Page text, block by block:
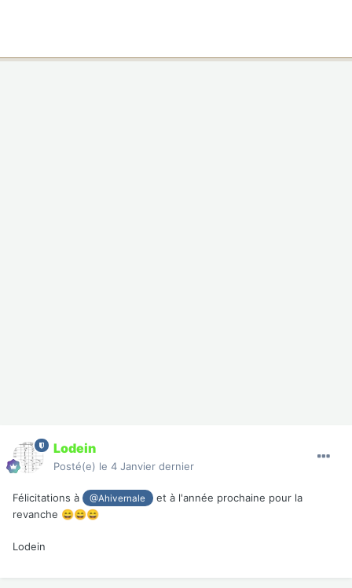
Lodein
Posté(e) le 4 Janvier dernier
Félicitations à @Ahivernale
et à l'année prochaine pour la
revanche 😄😄😄
Lodein